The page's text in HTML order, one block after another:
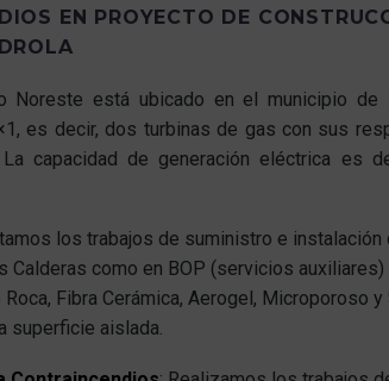
EN PROYECTO DE
Noreste está ubicado en el municipio de
es decir, dos turbinas de gas con sus
capacidad de generación eléctrica es
los trabajos de suministro e
Calderas como en BOP (servicios
Fibra Cerámica, Aerogel, Microporoso
superficie aislada.